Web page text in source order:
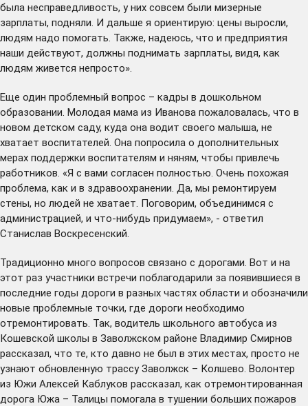
была несправедливость, у них совсем были мизерные
зарплаты, подняли. И дальше я ориентирую: цены выросли,
людям надо помогать. Также, надеюсь, что и предприятия
наши действуют, должны поднимать зарплаты, видя, как
людям живется непросто».
Еще один проблемный вопрос – кадры в дошкольном
образовании. Молодая мама из Иванова пожаловалась, что в
новом детском саду, куда она водит своего малыша, не
хватает воспитателей. Она попросила о дополнительных
мерах поддержки воспитателям и няням, чтобы привлечь
работников. «Я с вами согласен полностью. Очень похожая
проблема, как и в здравоохранении. Да, мы ремонтируем
стены, но людей не хватает. Поговорим, объединимся с
администрацией, и что-нибудь придумаем», - ответил
Станислав Воскресенский.
Традиционно много вопросов связано с дорогами. Вот и на
этот раз участники встречи поблагодарили за появившиеся в
последние годы дороги в разных частях области и обозначили
новые проблемные точки, где дороги необходимо
отремонтировать. Так, водитель школьного автобуса из
Кошевской школы в Заволжском районе Владимир Смирнов
рассказал, что те, кто давно не был в этих местах, просто не
узнают обновленную трассу Заволжск – Колшево. Волонтер
из Южи Алексей Каблуков рассказал, как отремонтированная
дорога Южа – Талицы помогала в тушении больших пожаров